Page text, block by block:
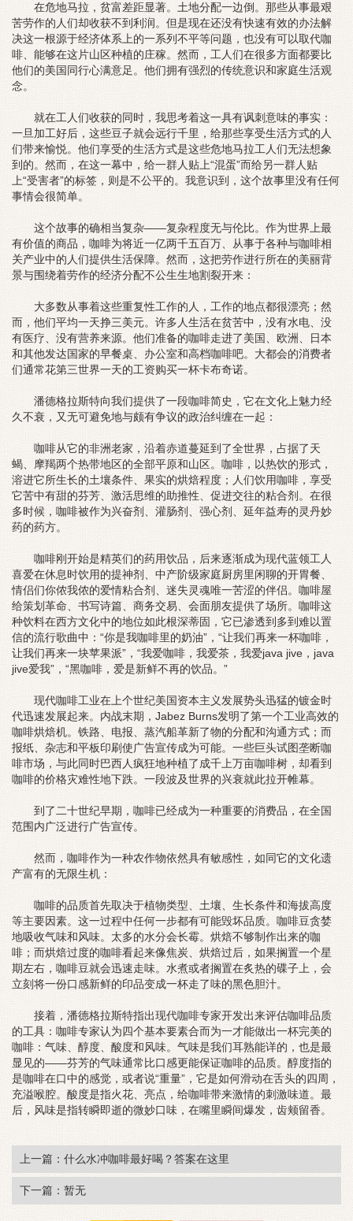
在危地马拉，贫富差距显著。土地分配一边倒。那些从事最艰
苦劳作的人们却收获不到利润。但是现在还没有快速有效的办法解
决这一根源于经济体系上的一系列不平等问题，也没有可以取代咖
啡、能够在这片山区种植的庄稼。然而，工人们在很多方面都要比
他们的美国同行心满意足。他们拥有强烈的传统意识和家庭生活观
念。
就在工人们收获的同时，我思考着这一具有讽刺意味的事实：
一旦加工好后，这些豆子就会远行千里，给那些享受生活方式的人
们带来愉悦。他们享受的生活方式是这些危地马拉工人们无法想象
到的。然而，在这一幕中，给一群人贴上“混蛋”而给另一群人贴
上“受害者”的标签，则是不公平的。我意识到，这个故事里没有任何
事情会很简单。
这个故事的确相当复杂——复杂程度无与伦比。作为世界上最
有价值的商品，咖啡为将近一亿两千五百万、从事于各种与咖啡相
关产业中的人们提供生活保障。然而，这把劳作进行所在的美丽背
景与围绕着劳作的经济分配不公生生地割裂开来：
大多数从事着这些重复性工作的人，工作的地点都很漂亮；然
而，他们平均一天挣三美元。许多人生活在贫苦中，没有水电、没
有医疗、没有营养来源。他们准备的咖啡走进了美国、欧洲、日本
和其他发达国家的早餐桌、办公室和高档咖啡吧。大都会的消费者
们通常花第三世界一天的工资购买一杯卡布奇诺。
潘德格拉斯特向我们提供了一段咖啡简史，它在文化上魅力经
久不衰，又无可避免地与颇有争议的政治纠缠在一起：
咖啡从它的非洲老家，沿着赤道蔓延到了全世界，占据了天
蝎、摩羯两个热带地区的全部平原和山区。咖啡，以热饮的形式，
溶进它所生长的土壤条件、果实的烘焙程度；人们饮用咖啡，享受
它苦中有甜的芬芳、激活思维的助推性、促进交往的粘合剂。在很
多时候，咖啡被作为兴奋剂、灌肠剂、强心剂、延年益寿的灵丹妙
药的药方。
咖啡刚开始是精英们的药用饮品，后来逐渐成为现代蓝领工人
喜爱在休息时饮用的提神剂、中产阶级家庭厨房里闲聊的开胃餐、
情侣们你侬我侬的爱情粘合剂、迷失灵魂唯一苦涩的伴侣。咖啡屋
给策划革命、书写诗篇、商务交易、会面朋友提供了场所。咖啡这
种饮料在西方文化中的地位如此根深蒂固，它已渗透到多到难以置
信的流行歌曲中：“你是我咖啡里的奶油”，“让我们再来一杯咖啡，
让我们再来一块苹果派”，“我爱咖啡，我爱茶，我爱java jive，java
jive爱我”，“黑咖啡，爱是新鲜不再的饮品。”
现代咖啡工业在上个世纪美国资本主义发展势头迅猛的镀金时
代迅速发展起来。内战末期，Jabez Burns发明了第一个工业高效的
咖啡烘焙机。铁路、电报、蒸汽船革新了物的分配和沟通方式；而
报纸、杂志和平板印刷使广告宣传成为可能。一些巨头试图垄断咖
啡市场，与此同时巴西人疯狂地种植了成千上万亩咖啡树，却看到
咖啡的价格灾难性地下跌。一段波及世界的兴衰就此拉开帷幕。
到了二十世纪早期，咖啡已经成为一种重要的消费品，在全国
范围内广泛进行广告宣传。
然而，咖啡作为一种农作物依然具有敏感性，如同它的文化遗
产富有的无限生机：
咖啡的品质首先取决于植物类型、土壤、生长条件和海拔高度
等主要因素。这一过程中任何一步都有可能毁坏品质。咖啡豆贪婪
地吸收气味和风味。太多的水分会长霉。烘焙不够制作出来的咖
啡；而烘焙过度的咖啡看起来像焦炭、烘焙过后，如果搁置一个星
期左右，咖啡豆就会迅速走味。水煮或者搁置在炙热的碟子上，会
立刻将一份口感新鲜的印品变成一杯走了味的黑色胆汁。
接着，潘德格拉斯特指出现代咖啡专家开发出来评估咖啡品质
的工具：咖啡专家认为四个基本要素合而为一才能做出一杯完美的
咖啡：气味、醇度、酸度和风味。气味是我们耳熟能详的，也是最
显见的——芬芳的气味通常比口感更能保证咖啡的品质。醇度指的
是咖啡在口中的感觉，或者说“重量”，它是如何滑动在舌头的四周，
充溢喉腔。酸度是指火花、亮点，给咖啡带来激情的刺激味道。最
后，风味是指转瞬即逝的微妙口味，在嘴里瞬间爆发，齿颊留香。
上一篇：什么水冲咖啡最好喝？答案在这里
下一篇：暂无